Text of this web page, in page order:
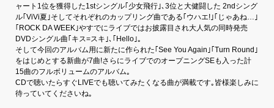
ャート1位を獲得した1stシングル｢少女飛行｣､3位と大健闘した 2ndシング
ル｢ViVi夏｣そしてそれぞれのカップリング曲である｢ウハエ!｣｢じゃあね…｣
｢ROCK DA WEEK｣やすでにライブではお披露目され大人気の同時発売
DVDシングル曲｢キス=スキ｣､｢Hello｣｡
そして今回のアルバム用に新たに作られた｢See You Again｣｢Turn Round｣
をはじめとする新曲が7曲!さらにライブでのオープニングSEも入った計
15曲のフルボリュームのアルバム｡
CDで聴いたらすぐLIVEでも聴いてみたくなる曲が満載です｡皆様楽しみに
待っていてくださいね｡